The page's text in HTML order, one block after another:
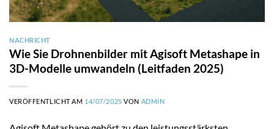
NACHRICHT
Wie Sie Drohnenbilder mit Agisoft Metashape in
3D-Modelle umwandeln (Leitfaden 2025)
VERÖFFENTLICHT AM 14/07/2025 VON ADMIN